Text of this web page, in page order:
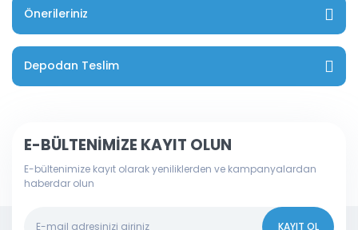
Önerileriniz
Depodan Teslim
E-BÜLTENİMİZE KAYIT OLUN
E-bültenimize kayıt olarak yeniliklerden ve kampanyalardan
haberdar olun
KAYIT OL